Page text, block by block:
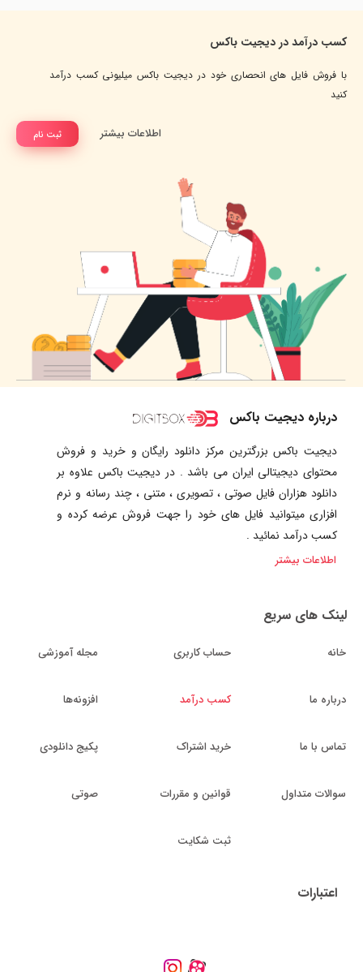
کسب درآمد در دیجیت باکس
با فروش فایل های انحصاری خود در دیجیت باکس میلیونی کسب درآمد
کنید
ثبت نام اطلاعات بیشتر
درباره دیجیت باکس
دیجیت باکس بزرگترین مرکز دانلود رایگان و خرید و فروش
محتوای دیجیتالی ایران می باشد . در دیجیت باکس علاوه بر
دانلود هزاران فایل صوتی ، تصویری ، متنی ، چند رسانه و نرم
افزاری میتوانید فایل های خود را جهت فروش عرضه کرده و
کسب درآمد نمائید .
اطلاعات بیشتر
لینک های سریع
خانه
درباره ما
تماس با ما
سوالات متداول
حساب کاربری
کسب درآمد
خرید اشتراک
قوانین و مقررات
ثبت شکایت
مجله آموزشی
افزونه‌ها
پکیج دانلودی
صوتی
اعتبارات